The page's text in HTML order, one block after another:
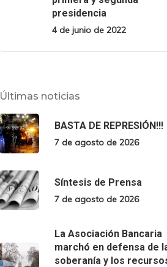
presidencia
4 de junio de 2022
Últimas noticias
BASTA DE REPRESIÓN!!!
7 de agosto de 2026
Síntesis de Prensa
7 de agosto de 2026
La Asociación Bancaria
marchó en defensa de
soberanía y los